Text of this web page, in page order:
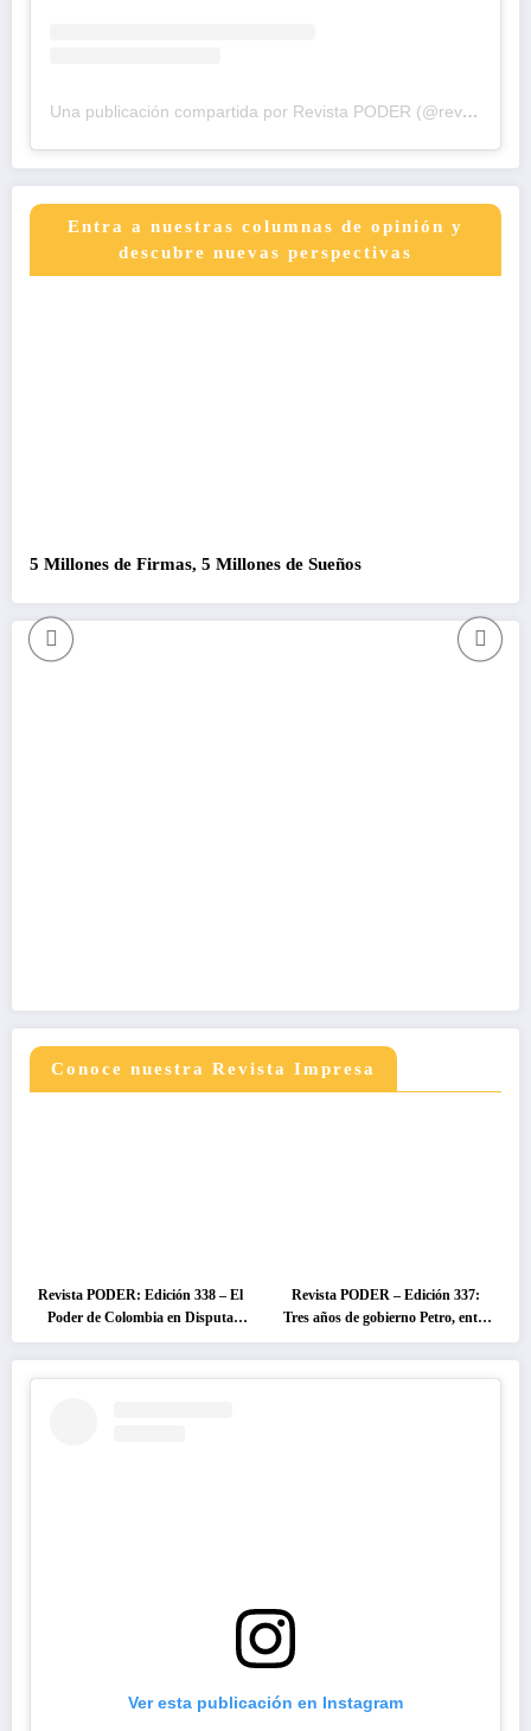
Una publicación compartida por Revista PODER (@revistapodercol)
Entra a nuestras columnas de opinión y
descubre nuevas perspectivas
5 Millones de Firmas, 5 Millones de Sueños
Conoce nuestra Revista Impresa
Revista PODER: Edición 338 – El
Poder de Colombia en Disputa
2026
Revista PODER – Edición 337:
Tres años de gobierno Petro, entre
el cambio prometido y el
desencanto ciudadano
Ver esta publicación en Instagram